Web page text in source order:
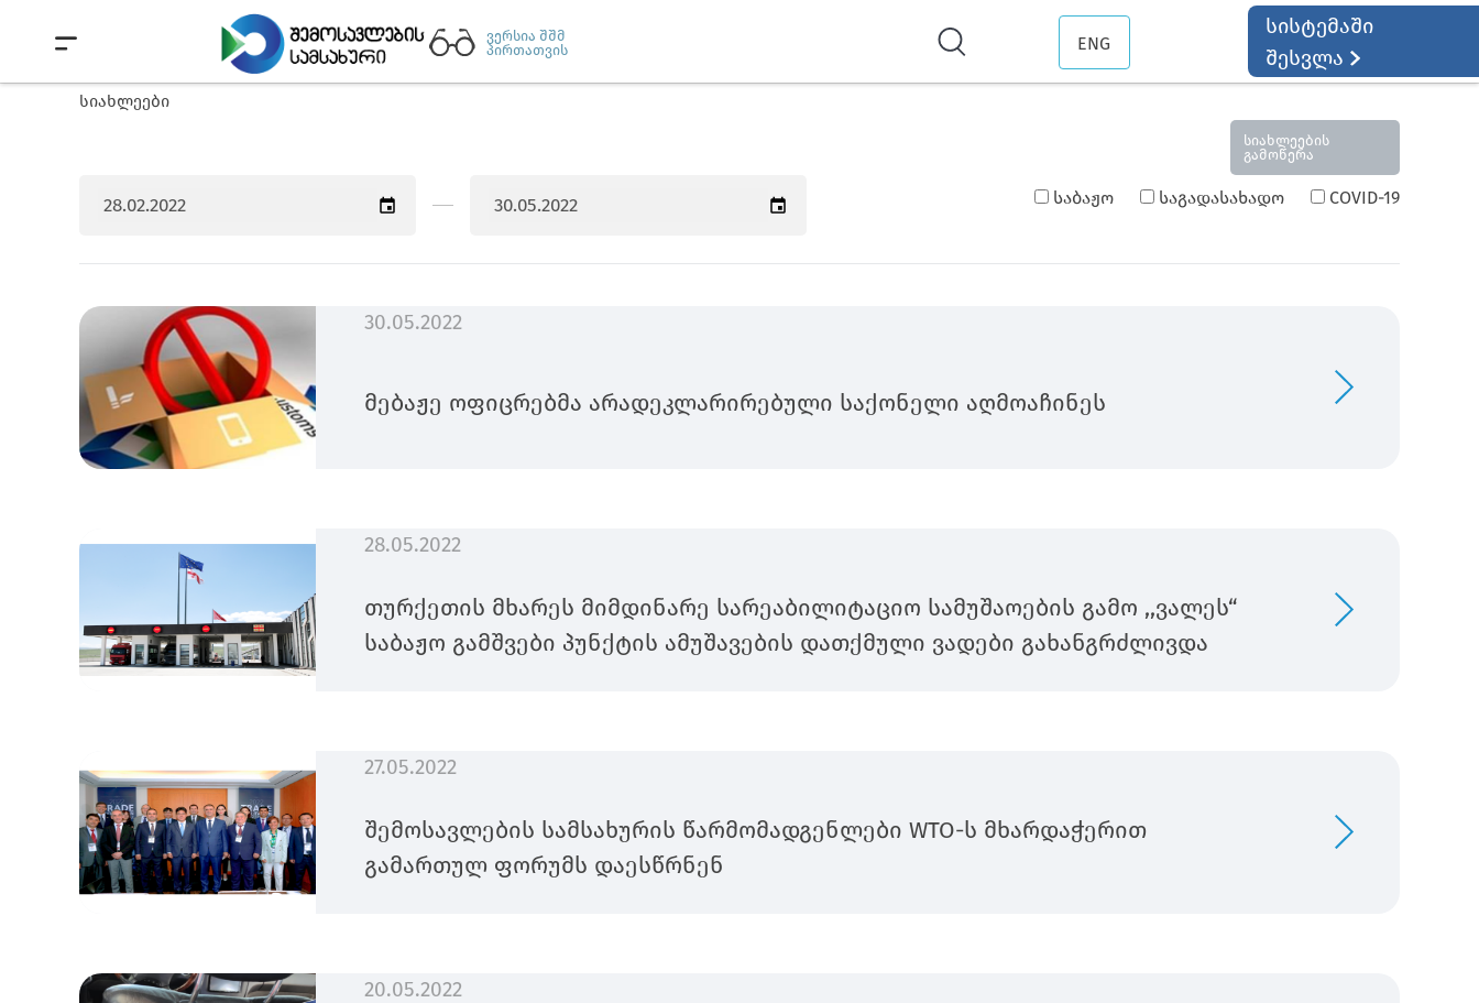
ვერსია შშმ
პირთათვის
ENG
სისტემაში
შესვლა
სიახლეები
სიახლეების
გამოწერა
საბაჟო საგადასახადო COVID-19
30.05.2022
მებაჟე ოფიცრებმა არადეკლარირებული საქონელი აღმოაჩინეს
28.05.2022
თურქეთის მხარეს მიმდინარე სარეაბილიტაციო სამუშაოების გამო ,,ვალეს“
საბაჟო გამშვები პუნქტის ამუშავების დათქმული ვადები გახანგრძლივდა
27.05.2022
შემოსავლების სამსახურის წარმომადგენლები WTO-ს მხარდაჭერით
გამართულ ფორუმს დაესწრნენ
20.05.2022